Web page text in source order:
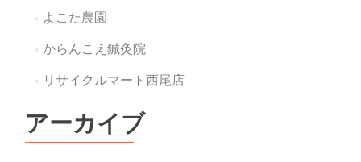
よこた農園
からんこえ鍼灸院
リサイクルマート西尾店
アーカイブ